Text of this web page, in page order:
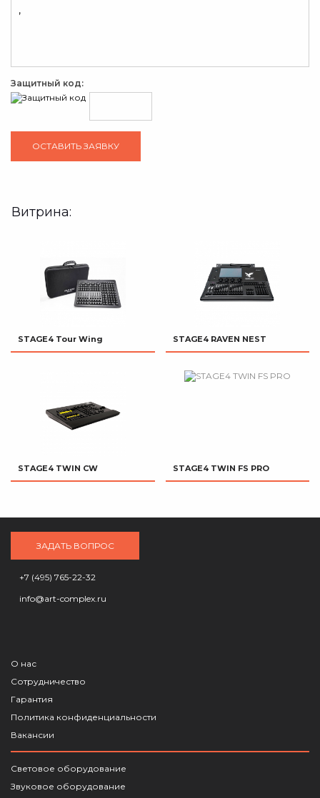
Защитный код:
Витрина:
STAGE4 Tour Wing STAGE4 RAVEN NEST
STAGE4 TWIN CW STAGE4 TWIN FS PRO
ЗАДАТЬ ВОПРОС
+7 (495) 765-22-32
info@art-complex.ru
О нас
Сотрудничество
Гарантия
Политика конфиденциальности
Вакансии
Световое оборудование
Звуковое оборудование